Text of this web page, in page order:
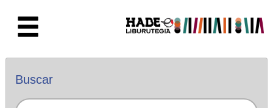
Novedades - Liburutegia
Buscar